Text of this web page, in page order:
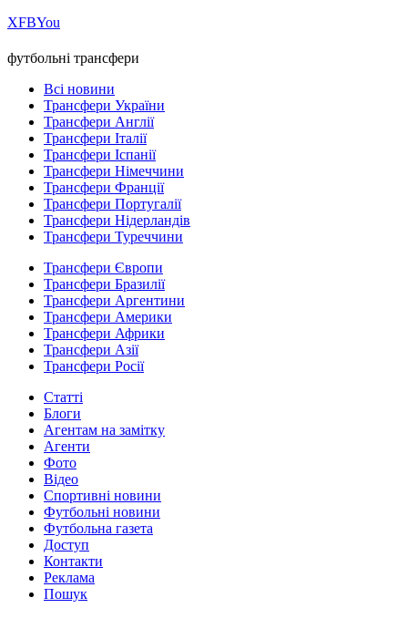
ХFBYou
футбольні трансфери
Всі новини
Трансфери України
Трансфери Англії
Трансфери Італії
Трансфери Іспанії
Трансфери Німеччини
Трансфери Франції
Трансфери Португалії
Трансфери Нідерландів
Трансфери Туреччини
Трансфери Європи
Трансфери Бразилії
Трансфери Аргентини
Трансфери Америки
Трансфери Африки
Трансфери Азії
Трансфери Росії
Статті
Блоги
Агентам на замітку
Агенти
Фото
Відео
Спортивні новини
Футбольні новини
Футбольна газета
Доступ
Контакти
Реклама
Пошук